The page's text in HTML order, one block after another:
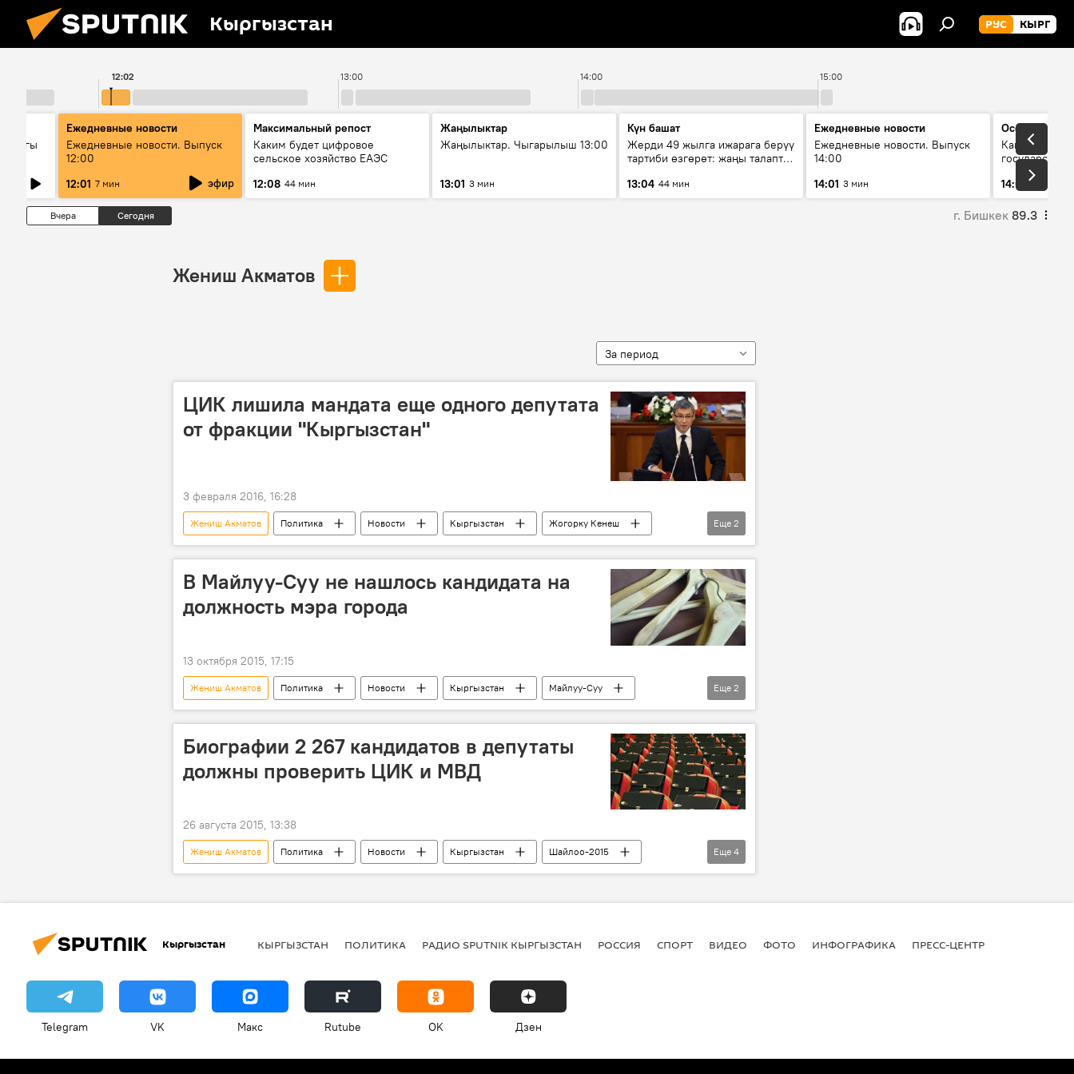
Кыргызстан РУС КЫРГ
13:00 14:00 15:00
12:02
Ежедневные новости
Ежедневные новости. Выпуск
12:00
12:01 7 мин эфир
Максимальный репост
Каким будет цифровое
сельское хозяйство ЕАЭС
12:08 44 мин
Жаңылыктар
Жаңылыктар. Чыгарылыш 13:00
13:01 3 мин
Күн башат
Жерди 49 жылга ижарага берүү
тартиби өзгөрөт: жаңы талаптар
13:04 44 мин
Ежедневные новости
Ежедневные новости. Выпуск
14:00
14:01 3 мин
Особый
Как
России и
глазами
14:04
Вчера Сегодня г. Бишкек 89.3
Жениш Акматов
За период
ЦИК лишила мандата еще одного депутата
от фракции "Кыргызстан"
3 февраля 2016, 16:28
Жениш Акматов Политика Новости Кыргызстан
Жогорку Кенеш
Центральная избирательная комиссия
лишение
Еще 2
В Майлуу-Суу не нашлось кандидата на
должность мэра города
13 октября 2015, 17:15
Жениш Акматов Политика Новости Кыргызстан
Майлуу-Суу
выборы
Центральная избирательная комиссия
Еще 2
Биографии 2 267 кандидатов в депутаты
должны проверить ЦИК и МВД
26 августа 2015, 13:38
Жениш Акматов Политика Новости Кыргызстан
Шайлоо-2015
Ход кампании
МВД
Выборы в Жогорку Кенеш
Еще 4
Кыргызстан КЫРГЫЗСТАН ПОЛИТИКА РАДИО SPUTNIK КЫРГЫЗСТАН РОССИЯ СПОРТ ВИДЕО ФОТО ИНФОГРАФИКА ПРЕСС-ЦЕНТР
Telegram VK Макс Rutube OK Дзен